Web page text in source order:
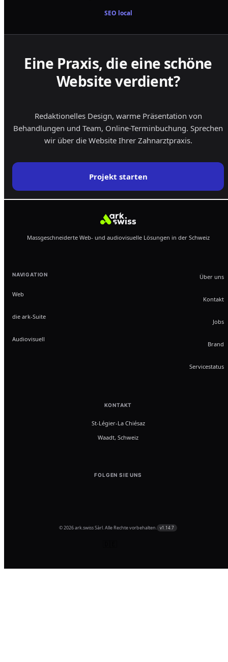
SEO local
Eine Praxis, die eine schöne
Website verdient?
Redaktionelles Design, warme Präsentation von
Behandlungen und Team, Online-Terminbuchung. Sprechen
wir über die Website Ihrer Zahnarztpraxis.
Projekt starten
Massgeschneiderte Web- und audiovisuelle Lösungen in der Schweiz
NAVIGATION
Web
die ark-Suite
Audiovisuell
Über uns
Kontakt
Jobs
Brand
Servicestatus
KONTAKT
St-Légier-La Chiésaz
Waadt, Schweiz
FOLGEN SIE UNS
© 2026 ark.swiss Sàrl. Alle Rechte vorbehalten. v1.14.7